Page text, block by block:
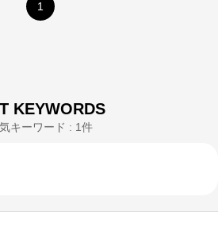
1
KEYWORDS
キーワード : 1件